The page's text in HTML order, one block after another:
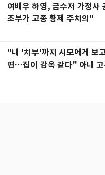
여배우 하영, 금수저 가정
조부가 고종 황제 주치의"
"내 '치부'까지 시모에게 보
편…집이 감옥 같다" 아내 고